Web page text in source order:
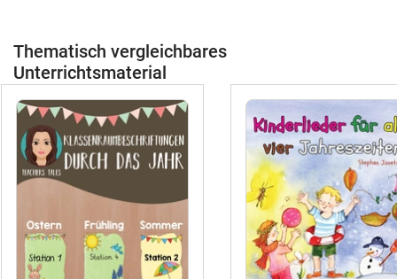
Thematisch vergleichbares
Unterrichtsmaterial